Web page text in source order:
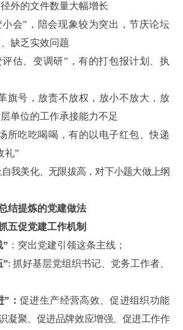
外的文件数量大幅增长
小会”，陪会现象较为突出，节庆论坛
缺乏实效问题
估、变调研”，有的打包报计划、执
旗号，放责不放权，放小不放大，放
单位的工作承接能力不足
所吃吃喝喝，有的以电子红包、快递
礼”
我美化、无限拔高，对下小题大做上纲
结提炼的党建做法
五促党建工作机制
” ：突出党建引领这条主线；
”: 抓好基层党组织书记、党务工作者、
”：促进生产经营高效、促进组织功能
凝聚、促进品牌效应增强、促进工作作